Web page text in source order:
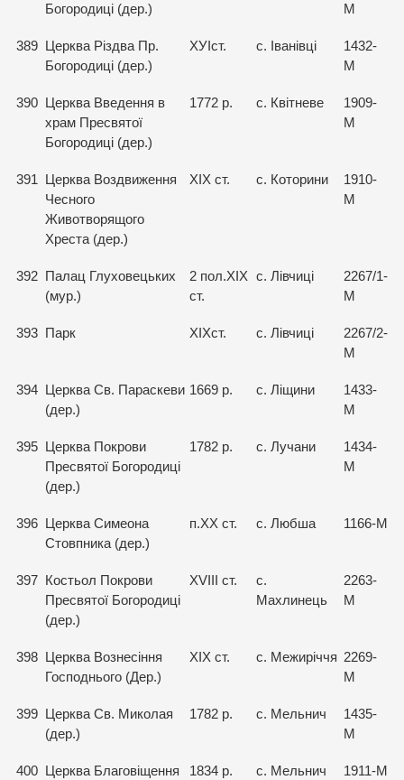
Богородиці (дер.)
М
389
Церква Різдва Пр.
Богородиці (дер.)
ХУІст. с. Іванівці
1432-
М
390
Церква Введення в
храм Пресвятої
Богородиці (дер.)
1772 р. с. Квітневе
1909-
М
391
Церква Воздвиження
Чесного
Животворящого
Хреста (дер.)
XIX ст. с. Которини
1910-
М
392
Палац Глуховецьких
(мур.)
2 пол.ХІХ
ст.
с. Лівчиці
2267/1-
М
393 Парк ХІХст. с. Лівчиці
2267/2-
М
394
Церква Св. Параскеви
(дер.)
1669 р. с. Ліщини
1433-
М
395
Церква Покрови
Пресвятої Богородиці
(дер.)
1782 р. с. Лучани
1434-
М
396
Церква Симеона
Стовпника (дер.)
п.ХХ ст. с. Любша 1166-М
397
Костьол Покрови
Пресвятої Богородиці
(дер.)
XVIII ст.
с.
Махлинець
2263-
М
398
Церква Вознесіння
Господнього (Дер.)
XIX ст. с. Межиріччя 2269-
М
399
Церква Св. Миколая
(дер.)
1782 р. с. Мельнич
1435-
М
400
Церква Благовіщення
1834 р. с. Мельнич 1911-М